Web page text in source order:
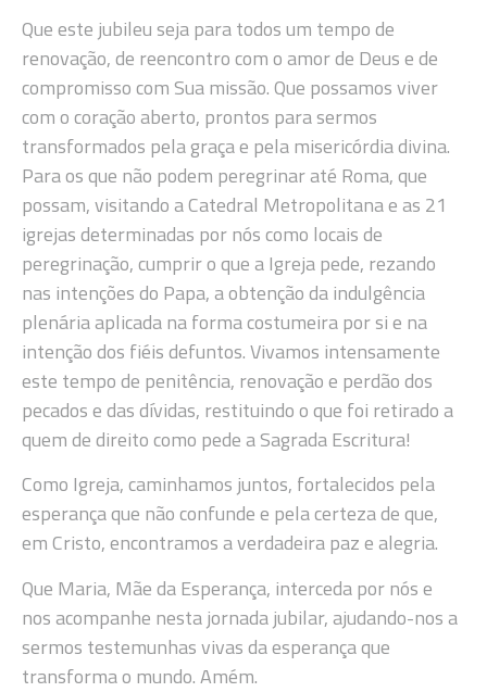
Que este jubileu seja para todos um tempo de
renovação, de reencontro com o amor de Deus e de
compromisso com Sua missão. Que possamos viver
com o coração aberto, prontos para sermos
transformados pela graça e pela misericórdia divina.
Para os que não podem peregrinar até Roma, que
possam, visitando a Catedral Metropolitana e as 21
igrejas determinadas por nós como locais de
peregrinação, cumprir o que a Igreja pede, rezando
nas intenções do Papa, a obtenção da indulgência
plenária aplicada na forma costumeira por si e na
intenção dos fiéis defuntos. Vivamos intensamente
este tempo de penitência, renovação e perdão dos
pecados e das dívidas, restituindo o que foi retirado a
quem de direito como pede a Sagrada Escritura!
Como Igreja, caminhamos juntos, fortalecidos pela
esperança que não confunde e pela certeza de que,
em Cristo, encontramos a verdadeira paz e alegria.
Que Maria, Mãe da Esperança, interceda por nós e
nos acompanhe nesta jornada jubilar, ajudando-nos a
sermos testemunhas vivas da esperança que
transforma o mundo. Amém.